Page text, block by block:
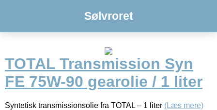
Sølvroret
TOTAL Transmission Syn
FE 75W-90 gearolie / 1 liter
Syntetisk transmissionsolie fra TOTAL – 1 liter (Læs mere)